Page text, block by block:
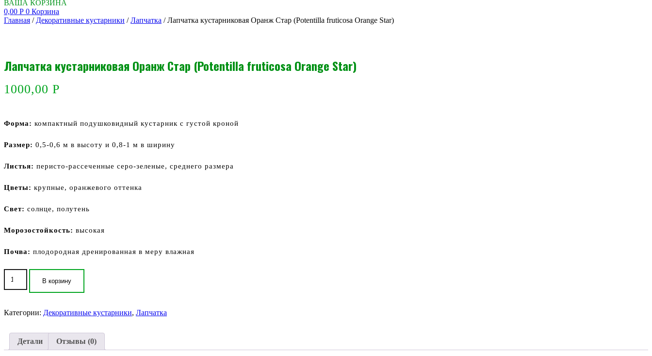
ВАША КОРЗИНА
0,00 Р 0 Корзина
Главная / Декоративные кустарники /Лапчатка / Лапчатка кустарниковая Оранж Стар (Potentilla fruticosa Orange Star)
Лапчатка кустарниковая Оранж Стар (Potentilla fruticosa Orange Star)
1000,00 Р
Форма: компактный подушковидный кустарник с густой кроной
Размер: 0,5-0,6 м в высоту и 0,8-1 м в ширину
Листья: перисто-рассеченные серо-зеленые, среднего размера
Цветы: крупные, оранжевого оттенка
Свет: солнце, полутень
Морозостойкость: высокая
Почва: плодородная дренированная в меру влажная
Количество
товара
Лапчатка
Стар
fruticosa
Orange
Star)
В корзину
Категории: Декоративные кустарники, Лапчатка
Детали Отзывы (0)